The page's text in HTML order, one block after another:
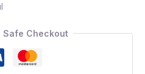
Safe Checkout